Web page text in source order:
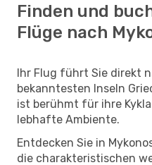
Finden und
Flüge nach
Ihr Flug führt Sie direkt
bekanntesten Inseln
ist berühmt für ihre
lebhafte Ambiente.
Entdecken Sie in
die charakteristischen